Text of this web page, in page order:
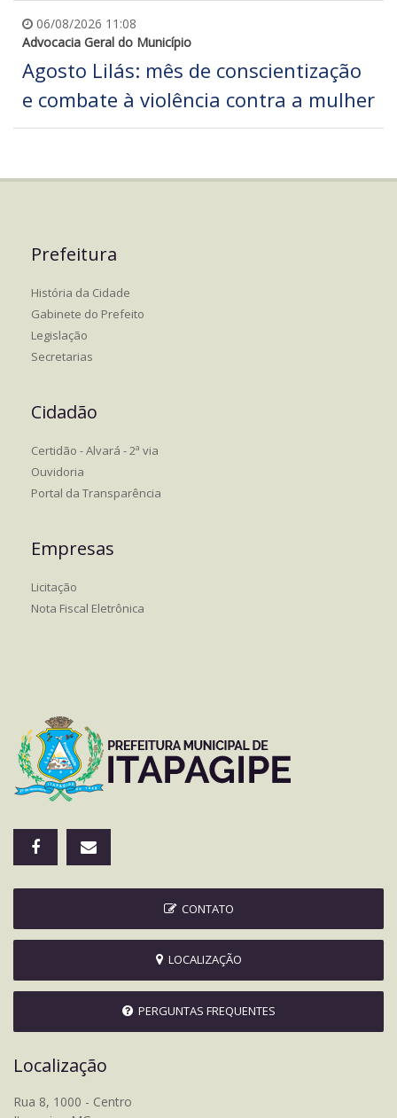
06/08/2026 11:08
Advocacia Geral do Município
Agosto Lilás: mês de conscientização
e combate à violência contra a mulher
Prefeitura
História da Cidade
Gabinete do Prefeito
Legislação
Secretarias
Cidadão
Certidão - Alvará - 2ª via
Ouvidoria
Portal da Transparência
Empresas
Licitação
Nota Fiscal Eletrônica
CONTATO
LOCALIZAÇÃO
PERGUNTAS FREQUENTES
Localização
Rua 8, 1000 - Centro